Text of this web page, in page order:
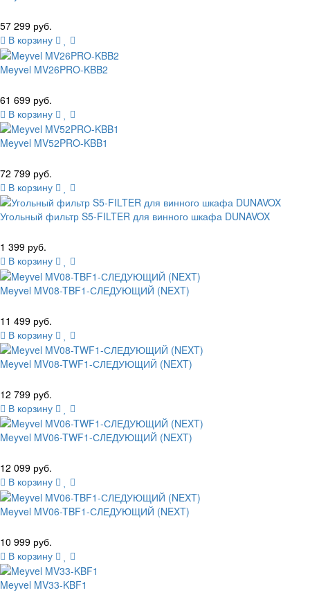
57 299 руб.
В корзину
Meyvel MV26PRO-KBB2
61 699 руб.
В корзину
Meyvel MV52PRO-KBB1
72 799 руб.
В корзину
Угольный фильтр S5-FILTER для винного шкафа DUNAVOX
1 399 руб.
В корзину
Meyvel MV08-TBF1-СЛЕДУЮЩИЙ (NEXT)
11 499 руб.
В корзину
Meyvel MV08-TWF1-СЛЕДУЮЩИЙ (NEXT)
12 799 руб.
В корзину
Meyvel MV06-TWF1-СЛЕДУЮЩИЙ (NEXT)
12 099 руб.
В корзину
Meyvel MV06-TBF1-СЛЕДУЮЩИЙ (NEXT)
10 999 руб.
В корзину
Meyvel MV33-KBF1